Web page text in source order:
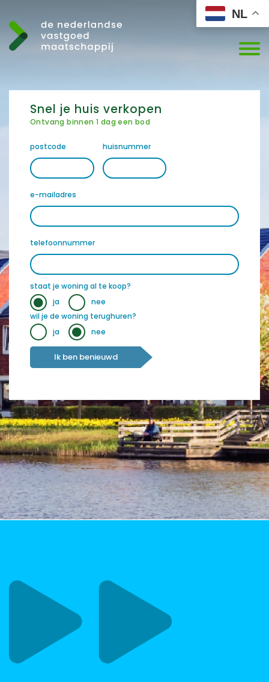
NL
Snel je huis verkopen
Ontvang binnen 1 dag een bod
postcode huisnummer
e-mailadres
telefoonnummer
staat je woning al te koop?
ja
nee
wil je de woning terughuren?
ja
nee
Ik ben benieuwd